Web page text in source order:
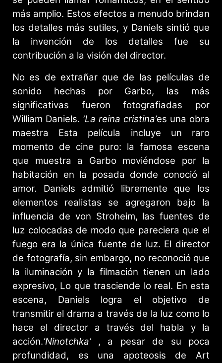
más amplio. Estos efectos a menudo brindan
los detalles más sutiles, y Daniels sintió que
la invención de los detalles fue su
contribución a la visión del director.
No es de extrañar que de las películas de
sonido hechas por Garbo, las más
significativas fueron fotografiadas por
William Daniels. ‘La reina cristina’es una obra
maestra Esta película incluye un raro
momento de cine puro: la famosa escena
que muestra a Garbo moviéndose por la
habitación en la posada donde conoció al
amor. Daniels admitió libremente que los
elementos realistas se agregaron bajo la
influencia de von Stroheim, las fuentes de
luz colocadas de modo que pareciera que el
fuego era la única fuente de luz. El director
de fotografía, sin embargo, no reconoció que
la iluminación y la filmación tienen un lado
expresivo, Lo que trasciende lo real. En esta
escena, Daniels logra el objetivo de
transmitir el drama a través de la luz como lo
hace el director a través del habla y la
acción.‘Ninotchka’, a pesar de su poca
profundidad, es una apoteosis de Art